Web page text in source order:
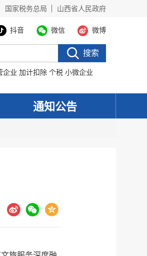
国家税务总局 山西省人民政府
抖音 微信 微博
搜索
企业 加计扣除 个税 小微企业
通知公告